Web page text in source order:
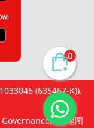
(635467-K)).
网站地图
0